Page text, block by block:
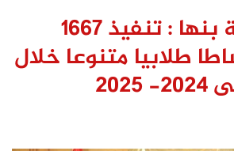
رئيس جامعة بنها : تنفيذ ١٦٦٧
طلابيا متنوعا خلال